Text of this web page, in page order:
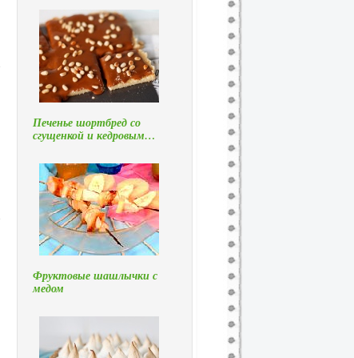
Печенье шортбред со
сгущенкой и кедровым…
Фруктовые шашлычки с
медом